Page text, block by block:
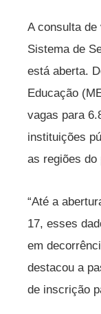
A consulta
Sistema de
está aberta.
Educação
vagas para
instituições
as regiões do
“Até a
17, esses
em
destacou a
de inscrição